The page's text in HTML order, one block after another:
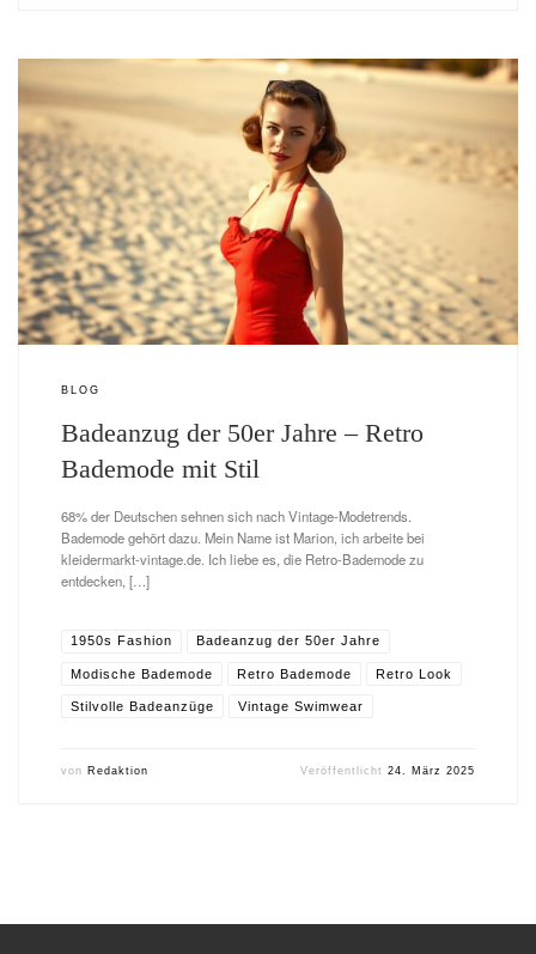
BLOG
Badeanzug der 50er Jahre – Retro
Bademode mit Stil
68% der Deutschen sehnen sich nach Vintage-Modetrends.
Bademode gehört dazu. Mein Name ist Marion, ich arbeite bei
kleidermarkt-vintage.de. Ich liebe es, die Retro-Bademode zu
entdecken, […]
1950s Fashion Badeanzug der 50er Jahre
Modische Bademode Retro Bademode Retro Look
Stilvolle Badeanzüge Vintage Swimwear
von Redaktion Veröffentlicht24. März 2025